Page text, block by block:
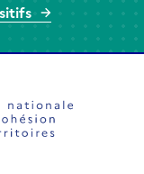
la cohésion des